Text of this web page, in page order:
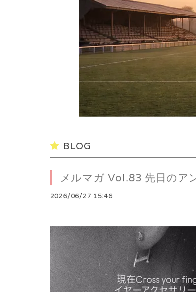
BLOG
メルマガ Vol.83 先日のア
2026/06/27 15:46